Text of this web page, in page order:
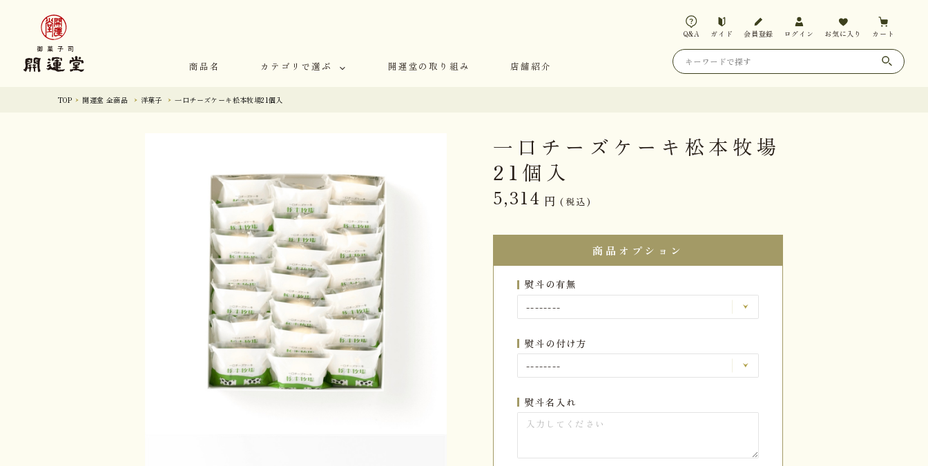
商品名 カテゴリで選ぶ 開運堂の取り組み 店舗紹介
Q&A ガイド 会員登録 ログイン お気に入り カート
TOP 開運堂 全商品 洋菓子 一口チーズケーキ松本牧場21個入
一口チーズケーキ松本牧場
21個入
5,314 円 (税込)
商品オプション
熨斗の有無
熨斗の付け方
熨斗名入れ